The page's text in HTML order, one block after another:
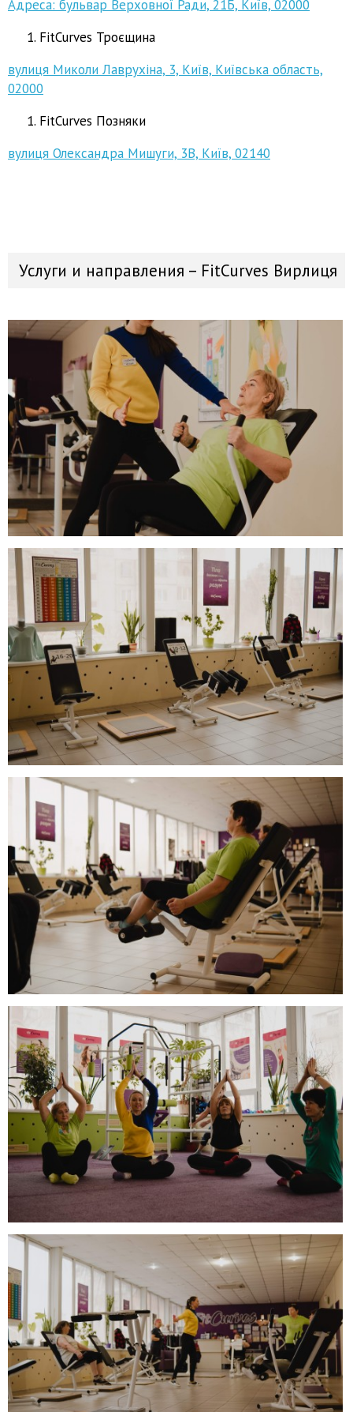
Адреса: бульвар Верховної Ради, 21Б, Київ, 02000
FitCurves Троєщина
вулиця Миколи Лаврухіна, 3, Київ, Київська область,
02000
FitCurves Позняки
вулиця Олександра Мишуги, 3В, Київ, 02140
Услуги и направления – FitCurves Вирлиця